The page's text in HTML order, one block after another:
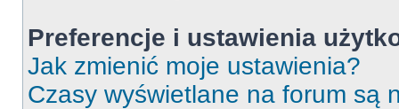
Preferencje i ustawienia
Jak zmienić moje ustawienia?
Czasy wyświetlane na forum są